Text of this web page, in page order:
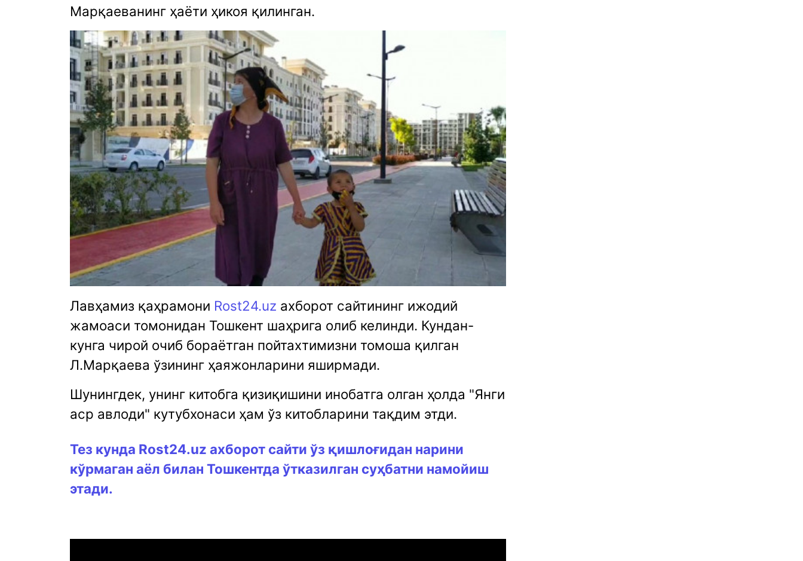
Марқаеванинг ҳаёти ҳикоя қилинган.
Лавҳамиз қаҳрамони Rost24.uz ахборот сайтининг ижодий
жамоаси томонидан Тошкент шаҳрига олиб келинди. Кундан-
кунга чирой очиб бораётган пойтахтимизни томоша қилган
Л.Марқаева ўзининг ҳаяжонларини яширмади.
Шунингдек, унинг китобга қизиқишини инобатга олган ҳолда "Янги
аср авлоди" кутубхонаси ҳам ўз китобларини тақдим этди.
Тез кунда Rost24.uz ахборот сайти ўз қишлоғидан нарини
кўрмаган аёл билан Тошкентда ўтказилган суҳбатни намойиш
этади.